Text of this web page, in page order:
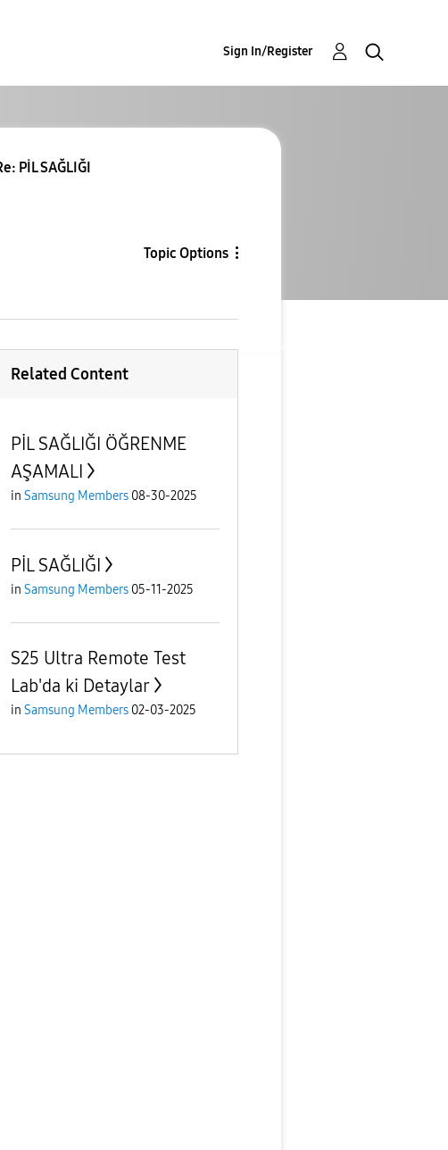
Sign In/Register
PİL SAĞLIĞI
Topic Options
Related Content
PİL SAĞLIĞI ÖĞRENME
AŞAMALI
in Samsung Members 08-30-2025
PİL SAĞLIĞI
in Samsung Members 05-11-2025
S25 Ultra Remote Test
Lab'da ki Detaylar
in Samsung Members 02-03-2025